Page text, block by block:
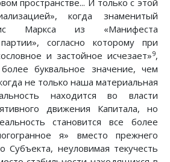
пространстве... И только с этой
когда знаменитый
Маркса из «Манифеста
согласно которому при
и застойное исчезает»9,
буквальное значение, чем
не только наша материальная
находится во власти
движения Капитала, но
становится все более
я» вместо прежнего
Субъекта, неуловимая текучесть